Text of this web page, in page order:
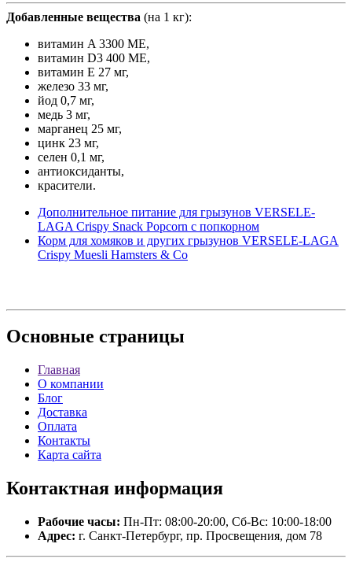
Добавленные вещества (на 1 кг):
витамин A 3300 МЕ,
витамин D3 400 МЕ,
витамин E 27 мг,
железо 33 мг,
йод 0,7 мг,
медь 3 мг,
марганец 25 мг,
цинк 23 мг,
селен 0,1 мг,
антиоксиданты,
красители.
Дополнительное питание для грызунов VERSELE-
LAGA Crispy Snack Popcorn с попкорном
Корм для хомяков и других грызунов VERSELE-LAGA
Crispy Muesli Hamsters & Co
Основные страницы
Главная
О компании
Блог
Доставка
Оплата
Контакты
Карта сайта
Контактная информация
Рабочие часы: Пн-Пт: 08:00-20:00, Сб-Вс: 10:00-18:00
Адрес: г. Санкт-Петербург, пр. Просвещения, дом 78